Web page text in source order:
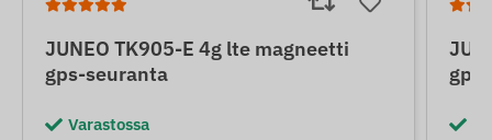
JUNEO TK905-E 4g lte magneetti
gps-seuranta
Varastossa